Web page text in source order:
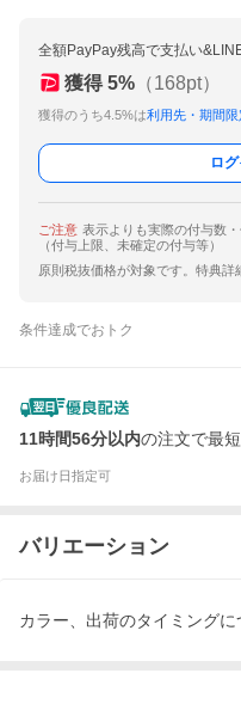
全額PayPay残高で支払い
獲得 5% （168pt）
獲得のうち4.5%は利用先・期間限
ロ
ご注意 表示よりも実際の付与数
（付与上限、未確定の付与等）
原則税抜価格が対象です。特典詳
条件達成でおトク
11時間56分以内の注文で最短
お届け日指定可
バリエーション
カラー、出荷のタイミングに